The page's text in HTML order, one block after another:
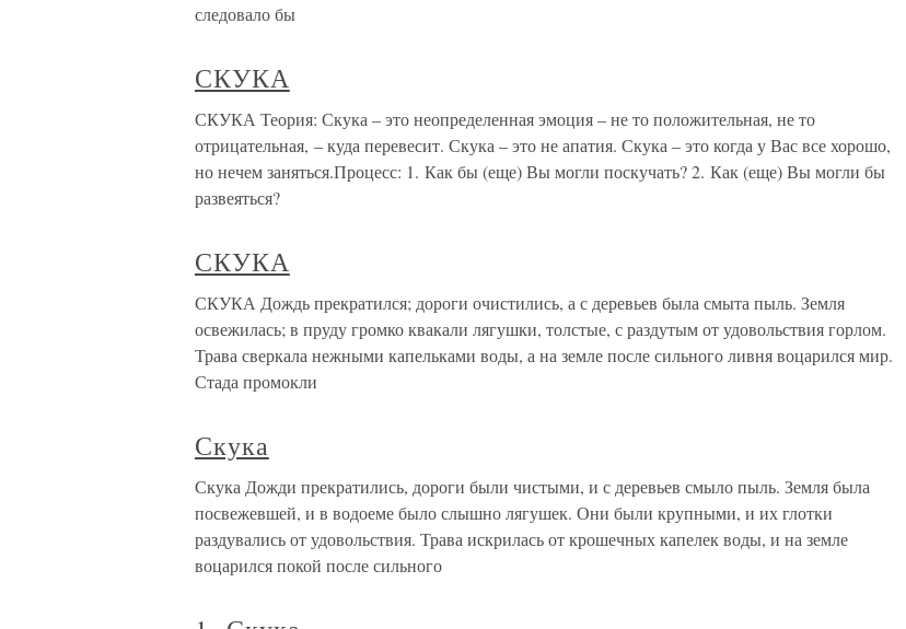
следовало бы
СКУКА
СКУКА Теория: Скука – это неопределенная эмоция – не то положительная, не то
отрицательная, – куда перевесит. Скука – это не апатия. Скука – это когда у Вас все хорошо,
но нечем заняться.Процесс: 1. Как бы (еще) Вы могли поскучать? 2. Как (еще) Вы могли бы
развеяться?
СКУКА
СКУКА Дождь прекратился; дороги очистились, а с деревьев была смыта пыль. Земля
освежилась; в пруду громко квакали лягушки, толстые, с раздутым от удовольствия горлом.
Трава сверкала нежными капельками воды, а на земле после сильного ливня воцарился мир.
Стада промокли
Скука
Скука Дожди прекратились, дороги были чистыми, и с деревьев смыло пыль. Земля была
посвежевшей, и в водоеме было слышно лягушек. Они были крупными, и их глотки
раздувались от удовольствия. Трава искрилась от крошечных капелек воды, и на земле
воцарился покой после сильного